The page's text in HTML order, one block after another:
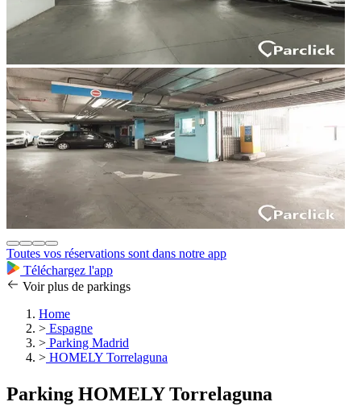
Toutes vos réservations sont dans notre app
Téléchargez l'app
Voir plus de parkings
Home
> Espagne
> Parking Madrid
> HOMELY Torrelaguna
Parking HOMELY Torrelaguna